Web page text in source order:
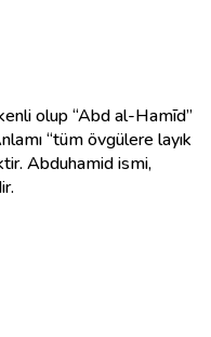
olup “Abd al-Hamīd”
Abduhamid ismi,